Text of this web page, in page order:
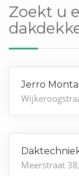
Zoekt u
Jerro
Meerstraat